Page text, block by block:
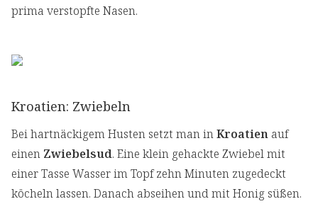
prima verstopfte Nasen.
Kroatien: Zwiebeln
Bei hartnäckigem Husten setzt man inKroatien auf
einen Zwiebelsud. Eine klein gehackte Zwiebel mit
einer Tasse Wasser im Topf zehn Minuten zugedeckt
köcheln lassen. Danach abseihen und mit Honig süßen.